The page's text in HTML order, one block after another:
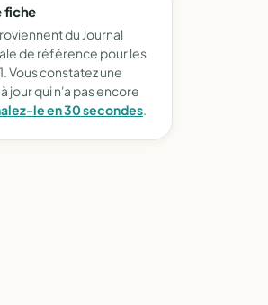
fiche
du Journal
de référence pour les
Vous constatez une
jour qui n'a pas encore
le en 30 secondes.